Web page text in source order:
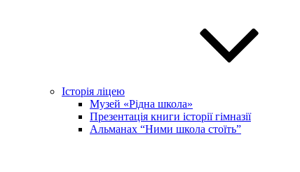
Історія ліцею
Музей «Рідна школа»
Презентація книги історії гімназії
Альманах “Ними школа стоїть”